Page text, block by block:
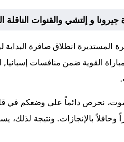
و إلتشي والقنوات الناقلة
المستديرة انطلاق صافرة
القوية ضمن منافسات
، نحرص دائماً على وضعكم في قلب
وحافلاً بالإنجازات. ونتيجة